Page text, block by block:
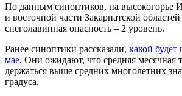
По данным синоптиков, на высокогорье
и восточной части Закарпатской
снеголавинная опасность – 2 уровень.
Ранее синоптики рассказали, какой будет
мае. Они ожидают, что средняя месячная
держаться выше средних многолетних
градуса.